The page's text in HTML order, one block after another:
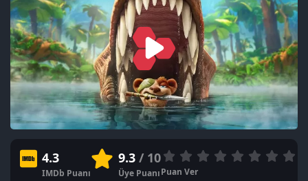
4.3
IMDb Puanı
9.3/ 10
Üye PuanıPuan Ver